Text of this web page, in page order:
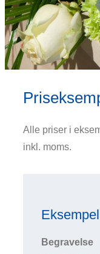
Alle priser i
inkl. moms.
Begravelse